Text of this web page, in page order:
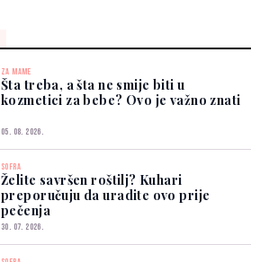
ZA MAME
Šta treba, a šta ne smije biti u
kozmetici za bebe? Ovo je važno znati
05. 08. 2026.
SOFRA
Želite savršen roštilj? Kuhari
preporučuju da uradite ovo prije
pečenja
30. 07. 2026.